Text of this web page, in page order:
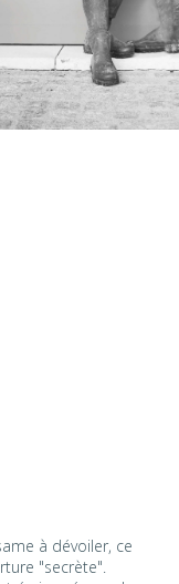
à dévoiler, ce
"secrète".